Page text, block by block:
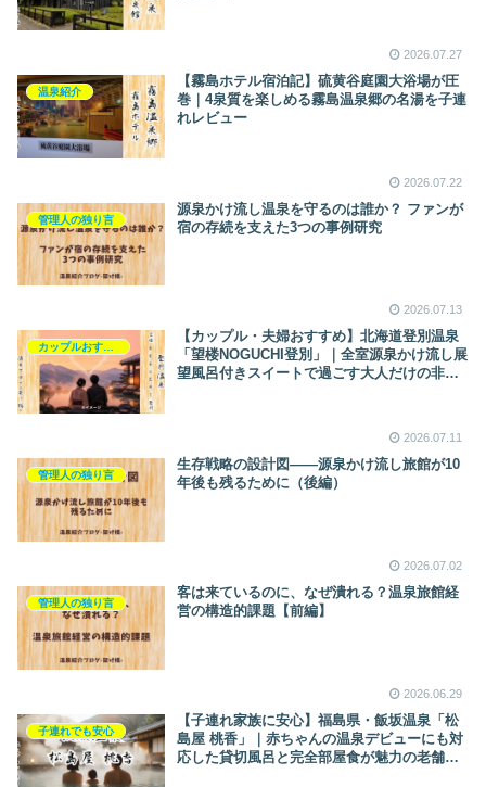
2026.07.27
温泉紹介
【霧島ホテル宿泊記】硫黄谷庭園大浴場が圧
巻｜4泉質を楽しめる霧島温泉郷の名湯を子連
れレビュー
2026.07.22
管理人の独り言
源泉かけ流し温泉を守るのは誰か？ ファンが
宿の存続を支えた3つの事例研究
2026.07.13
カップルおすすめ
【カップル・夫婦おすすめ】北海道登別温泉
「望楼NOGUCHI登別」｜全室源泉かけ流し展
望風呂付きスイートで過ごす大人だけの非日
2026.07.11
管理人の独り言
生存戦略の設計図――源泉かけ流し旅館が10
年後も残るために（後編）
2026.07.02
管理人の独り言
客は来ているのに、なぜ潰れる？温泉旅館経
営の構造的課題【前編】
2026.06.29
子連れでも安心
【子連れ家族に安心】福島県・飯坂温泉「松
島屋 桃香」｜赤ちゃんの温泉デビューにも対
応した貸切風呂と完全部屋食が魅力の老舗旅